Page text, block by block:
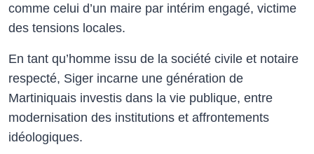
comme celui d’un maire par intérim engagé, victime
des tensions locales.
En tant qu’homme issu de la société civile et notaire
respecté, Siger incarne une génération de
Martiniquais investis dans la vie publique, entre
modernisation des institutions et affrontements
idéologiques.